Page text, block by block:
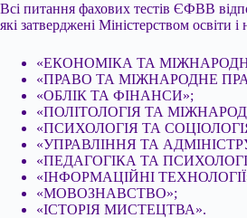
Всі питання фахових тестів ЄФВВ
які затверджені Міністерством освіти
«ЕКОНОМІКА ТА
«ПРАВО ТА МІЖНАРОДНЕ
«ОБЛІК ТА ФІНАНСИ»;
«ПОЛІТОЛОГІЯ ТА
«ПСИХОЛОГІЯ ТА
«УПРАВЛІННЯ ТА
«ПЕДАГОГІКА ТА
«ІНФОРМАЦІЙНІ
«МОВОЗНАВСТВО»;
«ІСТОРІЯ МИСТЕЦТВА».